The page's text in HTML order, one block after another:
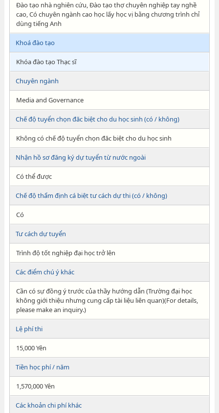
Đào tạo nhà nghiên cứu, Đào tạo thợ chuyên nghiệp tay nghề
cao, Có chuyên ngành cao học lấy học vị bằng chương trình chỉ
dùng tiếng Anh
Khoá đào tạo
Khóa đào tạo Thạc sĩ
Chuyên ngành
Media and Governance
Chế độ tuyển chọn đăc biệt cho du học sinh (có / không)
Không có chế độ tuyển chọn đăc biệt cho du học sinh
Nhận hồ sơ đăng ký dự tuyển từ nước ngoài
Có thể được
Chế độ thẩm định cá biệt tư cách dự thi (có / không)
Có
Tư cách dự tuyển
Trình độ tốt nghiệp đại học trở lên
Các điểm chú ý khác
Cần có sự đồng ý trước của thầy hướng dẫn (Trường đại học
không giới thiệu nhưng cung cấp tài liệu liên quan)(For details,
please make an inquiry.)
Lệ phí thi
15,000 Yên
Tiền học phí / năm
1,570,000 Yên
Các khoản chi phí khác